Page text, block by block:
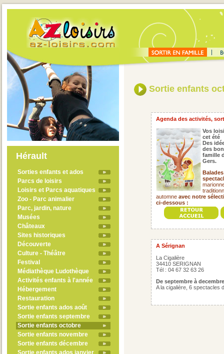
Hérault
Sorties enfants et ados
Parcs de loisirs
Loisirs et Parcs aquatiques
Zoo - Parc animalier
Parc, jardin, nature
Musées
Châteaux
Sites historiques
Découverte
Culture - Théâtre
Festival
Médiathèque Ludothèque
Activités enfants à l'année
Hébergement
Restauration
Sortie enfants ados août
Sortie enfants septembre
Sortie enfants octobre
Sortie enfants novembre
Sortie enfants décembre
Sortie enfants ados janvier
Sortie enfants
Agenda des activités,
Vos
cet été
Des
des
famille
Gers.
automne avec notre
ci-dessous :
A Sérignan
La Cigalière
34410 SERIGNAN
Tél : 04 67 32 63 26
De septembre à decembre
A la cigalière, 6 spectacles